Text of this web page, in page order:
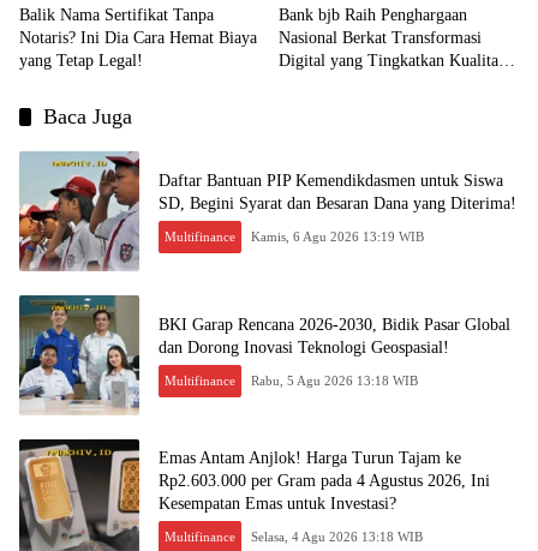
Balik Nama Sertifikat Tanpa
Notaris? Ini Dia Cara Hemat Biaya
yang Tetap Legal!
Bank bjb Raih Penghargaan
Nasional Berkat Transformasi
Digital yang Tingkatkan Kualitas
Baca Juga
Daftar Bantuan PIP Kemendikdasmen untuk Siswa
SD, Begini Syarat dan Besaran Dana yang Diterima!
Multifinance Kamis, 6 Agu 2026 13:19 WIB
BKI Garap Rencana 2026-2030, Bidik Pasar Global
dan Dorong Inovasi Teknologi Geospasial!
Multifinance Rabu, 5 Agu 2026 13:18 WIB
Emas Antam Anjlok! Harga Turun Tajam ke
Rp2.603.000 per Gram pada 4 Agustus 2026, Ini
Kesempatan Emas untuk Investasi?
Multifinance Selasa, 4 Agu 2026 13:18 WIB